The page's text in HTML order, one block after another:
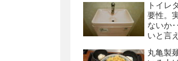
トイレ
要性。
ないか
いと言
丸亀製